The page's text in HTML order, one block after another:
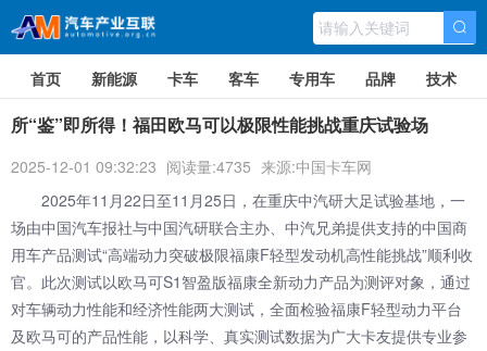
首页 新能源 卡车 客车 专用车 品牌 技术
所“鉴”即所得！福田欧马可以极限性能挑战重庆试验场
2025-12-01 09:32:23 阅读量:4735 来源:中国卡车网
2025年11月22日至11月25日，在重庆中汽研大足试验基地，一
场由中国汽车报社与中国汽研联合主办、中汽兄弟提供支持的中国商
用车产品测试“高端动力突破极限福康F轻型发动机高性能挑战”顺利收
官。此次测试以欧马可S1 智盈版福康全新动力产品为测评对象，通过
对车辆动力性能和经济性能两大测试，全面检验福康F轻型动力平台
及欧马可的产品性能，以科学、真实测试数据为广大卡友提供专业参